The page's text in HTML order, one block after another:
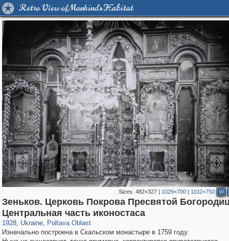
Retro View of Mankind's Habitat
Sizes:482×327 | 1029×700 | 1102×750 W
Зеньков. Церковь Покрова Пресвятой
Центральная часть иконостаса
1928, Ukraine
135,304 2,355
, Poltava Oblast
1,951 61
Изначально построена в Скальском монастыре в 1759 году.